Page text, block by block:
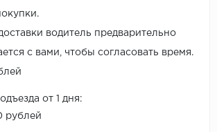
водитель предварительно
с вами, чтобы согласовать время.
от 1 дня:
рублей